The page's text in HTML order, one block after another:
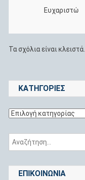
Ευχαριστώ
Τα σχόλια είναι κλειστά.
KΑΤΗΓΟΡΊΕΣ
Kατηγορίες
ΕΠΙΚΟΙΝΩΝΊΑ